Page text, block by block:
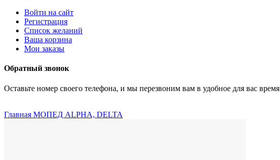
Войти на сайт
Регистрация
Список желаний
Ваша корзина
Мои заказы
Обратный звонок
Оставьте номер своего телефона, и мы перезвоним вам в удобное для вас время
Главная МОПЕД ALPHA, DELTA